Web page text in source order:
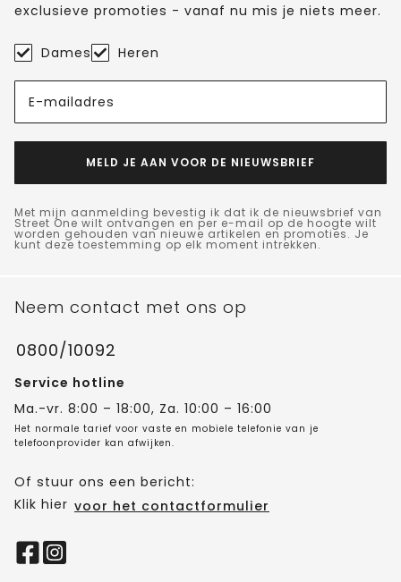
exclusieve promoties - vanaf nu mis je niets meer.
Dames Heren
E-mailadres
MELD JE AAN VOOR DE NIEUWSBRIEF
Met mijn aanmelding bevestig ik dat ik de nieuwsbrief van
Street One wilt ontvangen en per e-mail op de hoogte wilt
worden gehouden van nieuwe artikelen en promoties. Je
kunt deze toestemming op elk moment intrekken.
Neem contact met ons op
0800/10092
Service hotline
Ma.-vr. 8:00 – 18:00, Za. 10:00 – 16:00
Het normale tarief voor vaste en mobiele telefonie van je
telefoonprovider kan afwijken.
Of stuur ons een bericht:
Klik hier voor het contactformulier